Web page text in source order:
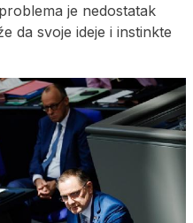
je nedostatak
da svoje ideje i instinkte